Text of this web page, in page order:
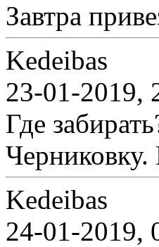
Завтра
Kedeibas
23-01-2019,
Где
Черниковку.
Kedeibas
24-01-2019,